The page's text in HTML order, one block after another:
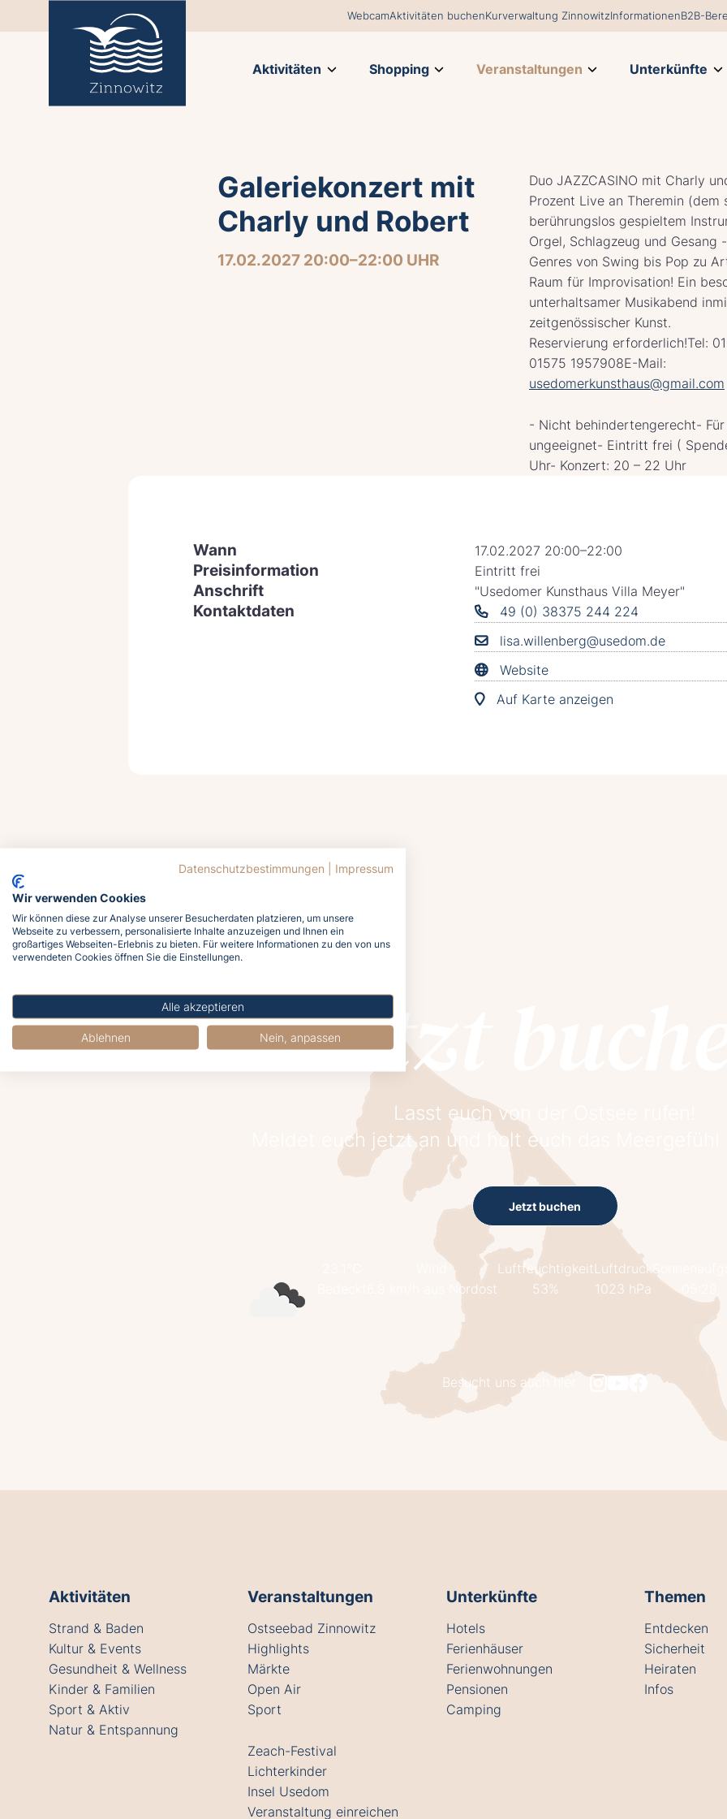
WebcamAktivitäten buchenKurverwaltung ZinnowitzInformationenB2B-
Aktivitäten Shopping Veranstaltungen Unterkünfte
17.02.2027 20:00–22:00 UHR
Galeriekonzert mit
Charly und Robert
Duo JAZZCASINO mit Charly
Prozent Live an Theremin (dem
berührungslos gespieltem
Orgel, Schlagzeug und Gesang
Genres von Swing bis Pop zu
Raum für Improvisation! Ein
unterhaltsamer Musikabend
zeitgenössischer Kunst.
Reservierung erforderlich!Tel:
01575 1957908E-Mail:
usedomerkunsthaus@gmail.com
- Nicht behindertengerecht-
ungeeignet- Eintritt frei (
Uhr- Konzert: 20 – 22 Uhr
Wann 17.02.2027 20:00–22:00
Preisinformation Eintritt frei
Anschrift "Usedomer Kunsthaus Villa Meyer"
Kontaktdaten
49 (0) 38375 244 224
lisa.willenberg@usedom.de
Website
Auf Karte anzeigen
Jetzt
Lasst euch von der Ostsee rufen!
Meldet euch jetzt an und holt euch das Meergefühl
Jetzt buchen
6.9 km/h aus Nordost
Luftfeuchtigkeit
53%
Luftdruck
1023 hPa
Besucht uns auch hier
Aktivitäten
Strand & Baden
Kultur & Events
Gesundheit & Wellness
Kinder & Familien
Sport & Aktiv
Natur & Entspannung
Veranstaltungen
Ostseebad Zinnowitz
Highlights
Märkte
Open Air
Sport
Zeach-Festival
Lichterkinder
Insel Usedom
Veranstaltung einreichen
Unterkünfte
Hotels
Ferienhäuser
Ferienwohnungen
Pensionen
Camping
Themen
Entdecken
Sicherheit
Heiraten
Infos
Datenschutzbestimmungen Impressum
Wir verwenden Cookies
Wir können diese zur Analyse unserer Besucherdaten platzieren, um unsere
Webseite zu verbessern, personalisierte Inhalte anzuzeigen und Ihnen ein
großartiges Webseiten-Erlebnis zu bieten. Für weitere Informationen zu den von uns
verwendeten Cookies öffnen Sie die Einstellungen.
Alle akzeptieren
Ablehnen Nein, anpassen